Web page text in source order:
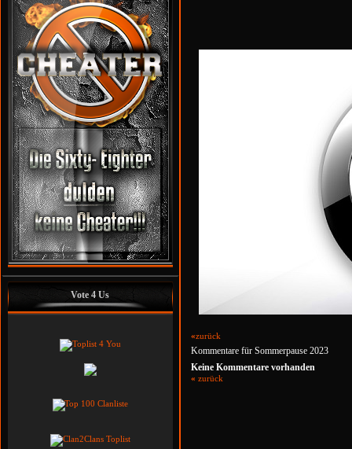
Vote 4 Us
«zurück
Kommentare für Sommerpause 2023
Keine Kommentare vorhanden
« zurück